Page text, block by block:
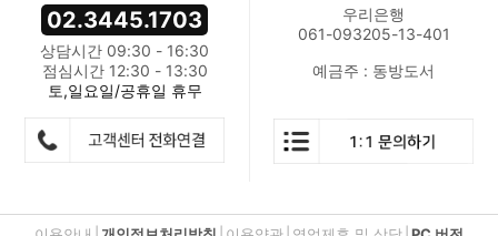
02.3445.1703
상담시간 09:30 - 16:30
점심시간 12:30 - 13:30
토,일요일/공휴일 휴무
우리은행
061-093205-13-401
예금주 : 동방도서